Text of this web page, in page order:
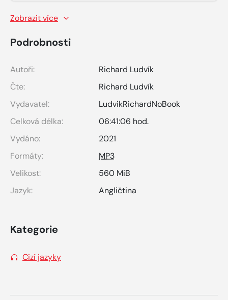
Zobrazit více
Podrobnosti
Autoři:
Richard Ludvík
Čte:
Richard Ludvík
Vydavatel:
LudvikRichardNoBook
Celková délka:
06:41:06 hod.
Vydáno:
2021
Formáty:
MP3
Velikost:
560 MiB
Jazyk:
Angličtina
Kategorie
Cizí jazyky